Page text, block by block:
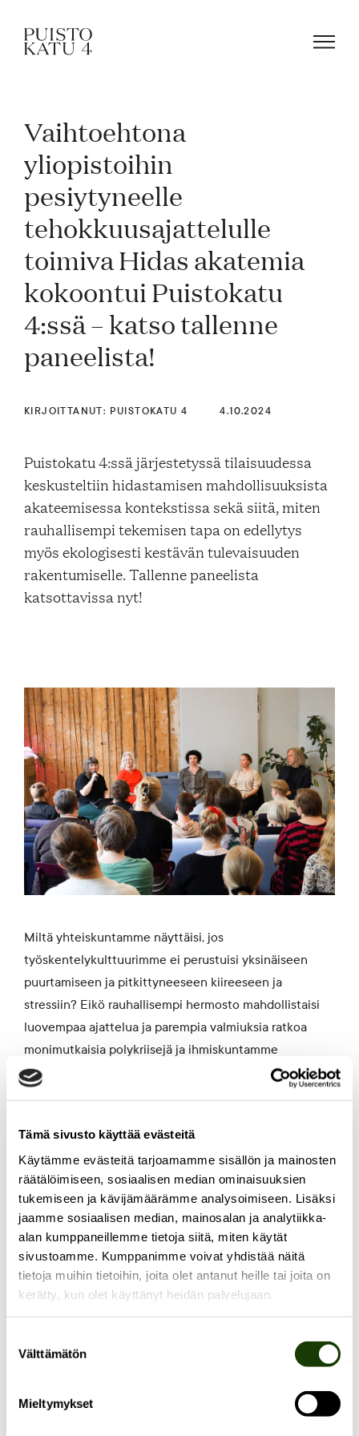
Tämä sivusto käyttää evästeitä
Käytämme evästeitä tarjoamamme sisällön ja mainosten
räätälöimiseen, sosiaalisen median ominaisuuksien
tukemiseen ja kävijämäärämme analysoimiseen. Lisäksi
jaamme sosiaalisen median, mainosalan ja analytiikka-
alan kumppaneillemme tietoja siitä, miten käytät
sivustoamme. Kumppanimme voivat yhdistää näitä
tietoja muihin tietoihin, joita olet antanut heille tai joita on
kerätty, kun olet käyttänyt heidän palvelujaan.
valinta
Välttämätön
Mieltymykset
Mistä kyse?
Yhteisömme
Tapahtumat
Blogi
Vaihtoehtona
yliopistoihin
pesiytyneelle
tehokkuusajattelulle
toimiva Hidas akatemia
kokoontui Puistokatu
4:ssä – katso tallenne
paneelista!
KIRJOITTANUT: PUISTOKATU 4 4.10.2024
Puistokatu 4:ssä järjestetyssä tilaisuudessa
keskusteltiin hidastamisen mahdollisuuksista
akateemisessa kontekstissa sekä siitä, miten
rauhallisempi tekemisen tapa on edellytys
myös ekologisesti kestävän tulevaisuuden
rakentumiselle. Tallenne paneelista
katsottavissa nyt!
Miltä yhteiskuntamme näyttäisi, jos
työskentelykulttuurimme ei perustuisi yksinäiseen
puurtamiseen ja pitkittyneeseen kiireeseen ja
stressiin? Eikö rauhallisempi hermosto mahdollistaisi
luovempaa ajattelua ja parempia valmiuksia ratkoa
monimutkaisia polykriisejä ja ihmiskuntamme
kohtalonkysymyksiä?
tapahtumassa keskusteltiin hidastamisen
mahdollisuuksista paitsi akateemisessa kontekstissa,
myös kestävän kehityksen ja hyvän elämän
näkökulmista.
”Hidas akatemia ei ole pelkkää hitaamman tahdin
tutkimusta ja akateemista työtä. Se on laajempi
liikehdintä ja vaihtoehto neoliberalille
tehokkuusajattelulle. Se kysyy, mitä muuta onnistunut
akateeminen ura voisi olla kuin rahoitushakemuksia,
huippujulkaisuja ja määrällistä tuottavuutta”, järjestäjät